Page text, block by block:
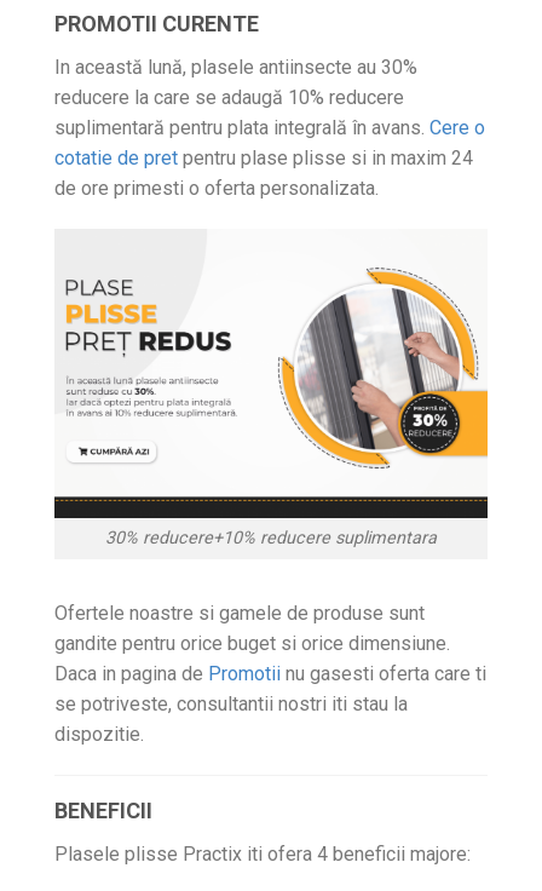
PROMOTII CURENTE
In această lună, plasele antiinsecte au 30%
reducere la care se adaugă 10% reducere
suplimentară pentru plata integrală în avans. Cere o
cotatie de pret pentru plase plisse si in maxim 24
de ore primesti o oferta personalizata.
30% reducere+10% reducere suplimentara
Ofertele noastre si gamele de produse sunt
gandite pentru orice buget si orice dimensiune.
Daca in pagina de Promotii nu gasesti oferta care ti
se potriveste, consultantii nostri iti stau la
dispozitie.
BENEFICII
Plasele plisse Practix iti ofera 4 beneficii majore: